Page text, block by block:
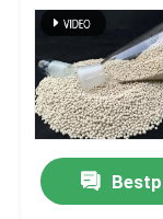
Kontakt mit uns
Bitte um ein